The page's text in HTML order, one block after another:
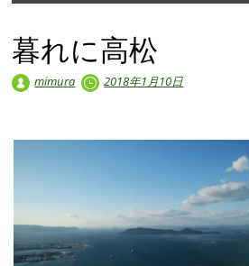
暮れに高松
mimura 2018年1月10日